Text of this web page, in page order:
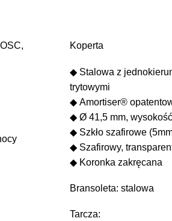
Koperta
◆ Stalowa z
trytowymi
◆ Amortiser®
◆ Ø 41,5 mm,
◆ Szkło szafirowe
◆ Szafirowy,
◆ Koronka zakręcana
Bransoleta: stalowa
Tarcza: